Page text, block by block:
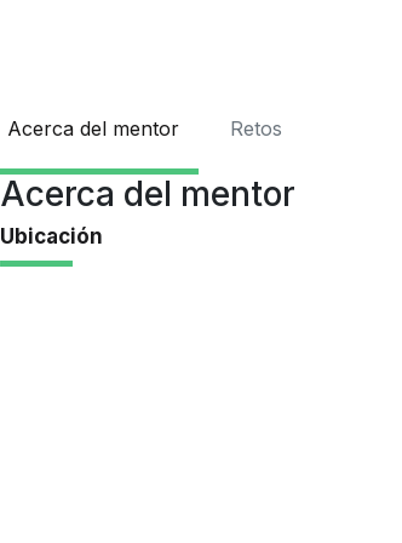
Acerca del mentor Retos
Acerca del mentor
Ubicación